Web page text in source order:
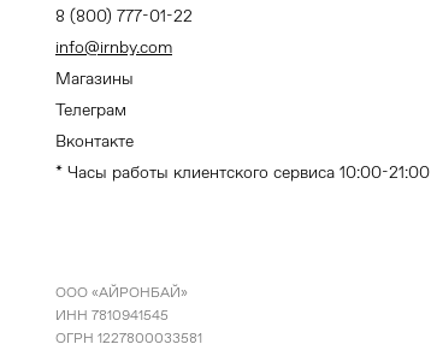
8 (800) 777-01-22
info@irnby.com
Магазины
Телеграм
Вконтакте
* Часы работы клиентского сервиса 10:00-21:00
ООО «АЙРОНБАЙ»
ИНН 7810941545
ОГРН 1227800033581